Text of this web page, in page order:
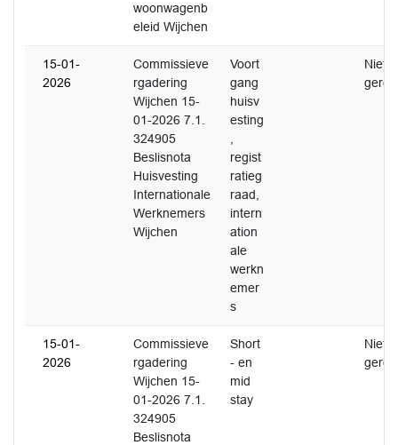
woonwagenb
eleid Wijchen
15-01-
2026
Commissieve
rgadering
Wijchen 15-
01-2026 7.1.
324905
Beslisnota
Huisvesting
Internationale
Werknemers
Wijchen
Voort
gang
huisv
esting
regist
ratieg
raad,
intern
ation
ale
werkn
emer
s
Niet
15-01-
2026
Commissieve
rgadering
Wijchen 15-
01-2026 7.1.
324905
Beslisnota
Short
- en
mid
stay
Niet